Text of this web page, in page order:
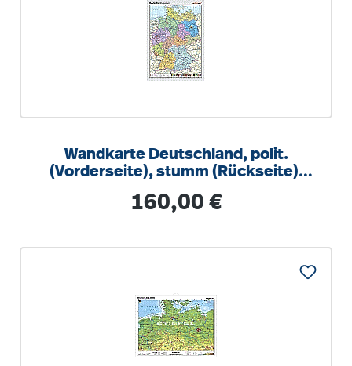
Wandkarte Deutschland, polit.
(Vorderseite), stumm (Rückseite),
Regulärer Preis:
160,00 €